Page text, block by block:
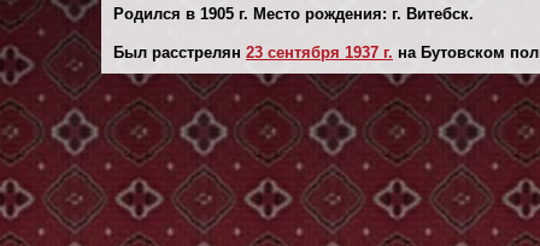
Родился в 1905 г. Место рождения: г. Витебск.
Был расстрелян 23 сентября 1937 г. на Бутовском